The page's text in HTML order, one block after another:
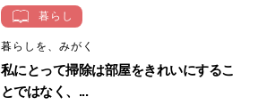
暮らし
暮らしを、みがく
私にとって掃除は部屋をきれいにするこ
とではなく、...